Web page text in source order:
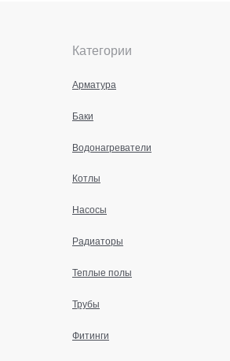
Категории
Арматура
Баки
Водонагреватели
Котлы
Насосы
Радиаторы
Теплые полы
Трубы
Фитинги